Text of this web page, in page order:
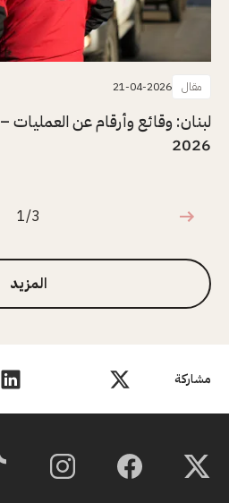
مشاركة
مقال 21-04-2026
لبنان: وقائع وأرقام عن العمليات –
2026
1 من 3
1/3
المزيد